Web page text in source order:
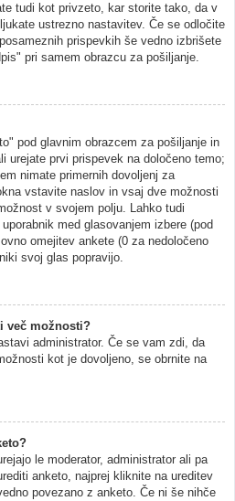
tudi kot privzeto, kar storite tako, da v
ustrezno nastavitev. Če se odločite
prispevkih še vedno izbrišete
pri samem obrazcu za pošiljanje.
pod glavnim obrazcem za pošiljanje in
urejate prvi prispevek na določeno temo;
nimate primernih dovoljenj za
vstavite naslov in vsaj dve možnosti
v svojem polju. Lahko tudi
med glasovanjem izbere (pod
omejitev ankete (0 za nedoločeno
svoj glas popravijo.
več možnosti?
administrator. Če se vam zdi, da
kot je dovoljeno, se obrnite na
le moderator, administrator ali pa
anketo, najprej kliknite na ureditev
povezano z anketo. Če ni še nihče